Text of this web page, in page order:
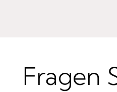
Fragen